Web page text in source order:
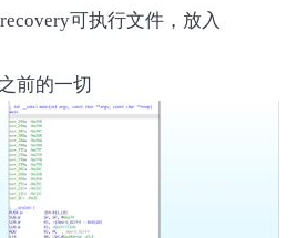
可执行文件，放入
前的一切